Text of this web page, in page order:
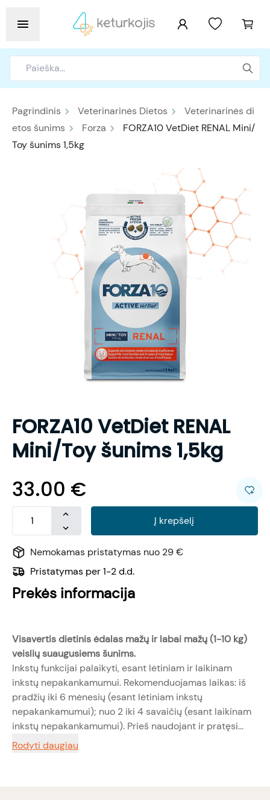
Pagrindinis Veterinarinės Dietos
Veterinarinės di
etos šunims
Forza
FORZA10 VetDiet RENAL Mini/
Toy šunims 1,5kg
FORZA10 VetDiet RENAL
Mini/Toy šunims 1,5kg
33.00 €
Į krepšelį
Nemokamas pristatymas nuo 29 €
Pristatymas per 1-2 d.d.
Prekės informacija
Visavertis dietinis ėdalas mažų ir labai mažų (1-10 kg)
veislių suaugusiems šunims.
Inkstų funkcijai palaikyti, esant lėtiniam ir laikinam
inkstų nepakankamumui. Rekomenduojamas laikas: iš
pradžių iki 6 mėnesių (esant lėtiniam inkstų
nepakankamumui); nuo 2 iki 4 savaičių (esant laikinam
inkstų nepakankamumui). Prieš naudojant ir pratęsi...
Rodyti daugiau